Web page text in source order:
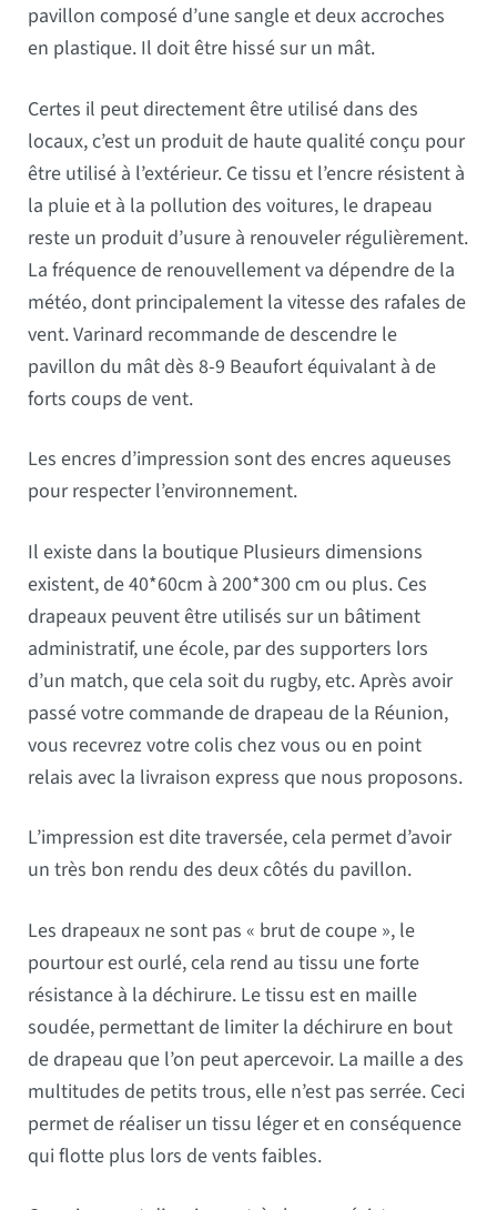
pavillon composé d’une sangle et deux accroches
en plastique. Il doit être hissé sur un mât.
Certes il peut directement être utilisé dans des
locaux, c’est un produit de haute qualité conçu pour
être utilisé à l’extérieur. Ce tissu et l’encre résistent à
la pluie et à la pollution des voitures, le drapeau
reste un produit d’usure à renouveler régulièrement.
La fréquence de renouvellement va dépendre de la
météo, dont principalement la vitesse des rafales de
vent. Varinard recommande de descendre le
pavillon du mât dès 8-9 Beaufort équivalant à de
forts coups de vent.
Les encres d’impression sont des encres aqueuses
pour respecter l’environnement.
Il existe dans la boutique Plusieurs dimensions
existent, de 40*60cm à 200*300 cm ou plus. Ces
drapeaux peuvent être utilisés sur un bâtiment
administratif, une école, par des supporters lors
d’un match, que cela soit du rugby, etc. Après avoir
passé votre commande de drapeau de la Réunion,
vous recevrez votre colis chez vous ou en point
relais avec la livraison express que nous proposons.
L’impression est dite traversée, cela permet d’avoir
un très bon rendu des deux côtés du pavillon.
Les drapeaux ne sont pas « brut de coupe », le
pourtour est ourlé, cela rend au tissu une forte
résistance à la déchirure. Le tissu est en maille
soudée, permettant de limiter la déchirure en bout
de drapeau que l’on peut apercevoir. La maille a des
multitudes de petits trous, elle n’est pas serrée. Ceci
permet de réaliser un tissu léger et en conséquence
qui flotte plus lors de vents faibles.